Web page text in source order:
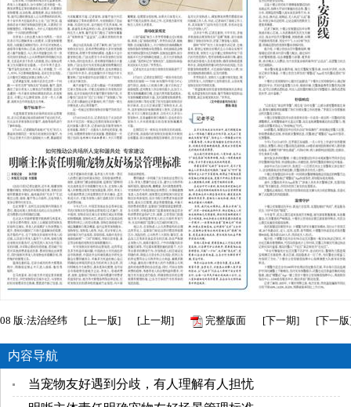
08 版:法治经纬 [上一版] [上一期] 完整版面 [下一期] [下一版
内容导航
当宠物友好遇到分歧，有人理解有人担忧